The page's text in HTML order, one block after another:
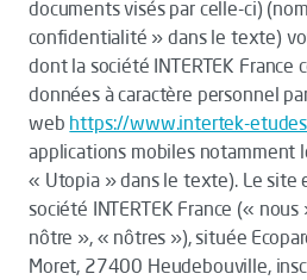
documents visés par celle-ci)
confidentialité » dans le texte)
dont la société INTERTEK
données à caractère personnel
web https://www.intertek-
applications mobiles notamment
« Utopia » dans le texte). Le site
société INTERTEK France («
nôtre », « nôtres »), située
Moret, 27400 Heudebouville,